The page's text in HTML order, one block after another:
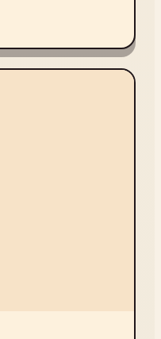
、罹患したときのこ
、街歩きする楽しさ、
コロナに罹った時の身
夏の暑い日、居酒屋で